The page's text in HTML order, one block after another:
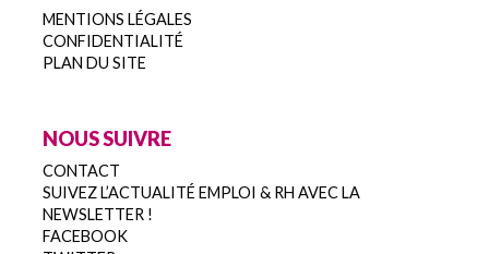
MENTIONS LÉGALES
CONFIDENTIALITÉ
PLAN DU SITE
NOUS SUIVRE
CONTACT
SUIVEZ L’ACTUALITÉ EMPLOI & RH AVEC LA
NEWSLETTER !
FACEBOOK